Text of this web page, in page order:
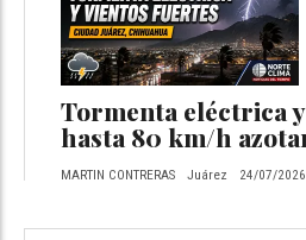
Tormenta eléctrica
hasta 80 km/h
MARTIN CONTRERAS Juárez 24/07/2026